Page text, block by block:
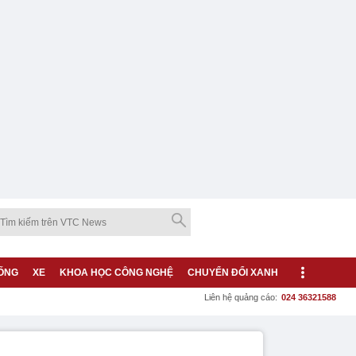
XE KHOA HỌC CÔNG NGHỆ CHUYỂN ĐỔI XANH
Liên hệ quảng cáo: 024 36321588